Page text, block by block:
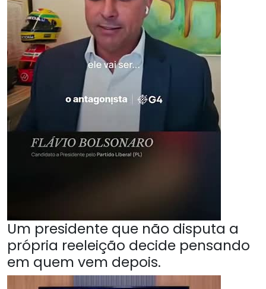
Um presidente que não disputa a
própria reeleição decide pensando
em quem vem depois.